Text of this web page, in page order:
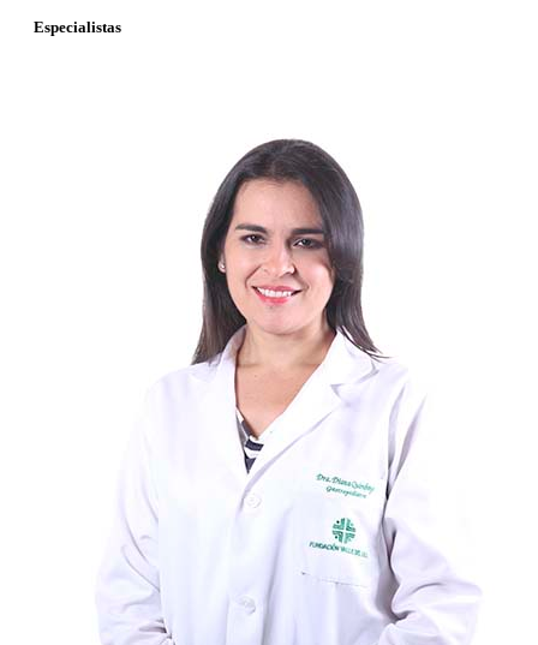
Especialistas